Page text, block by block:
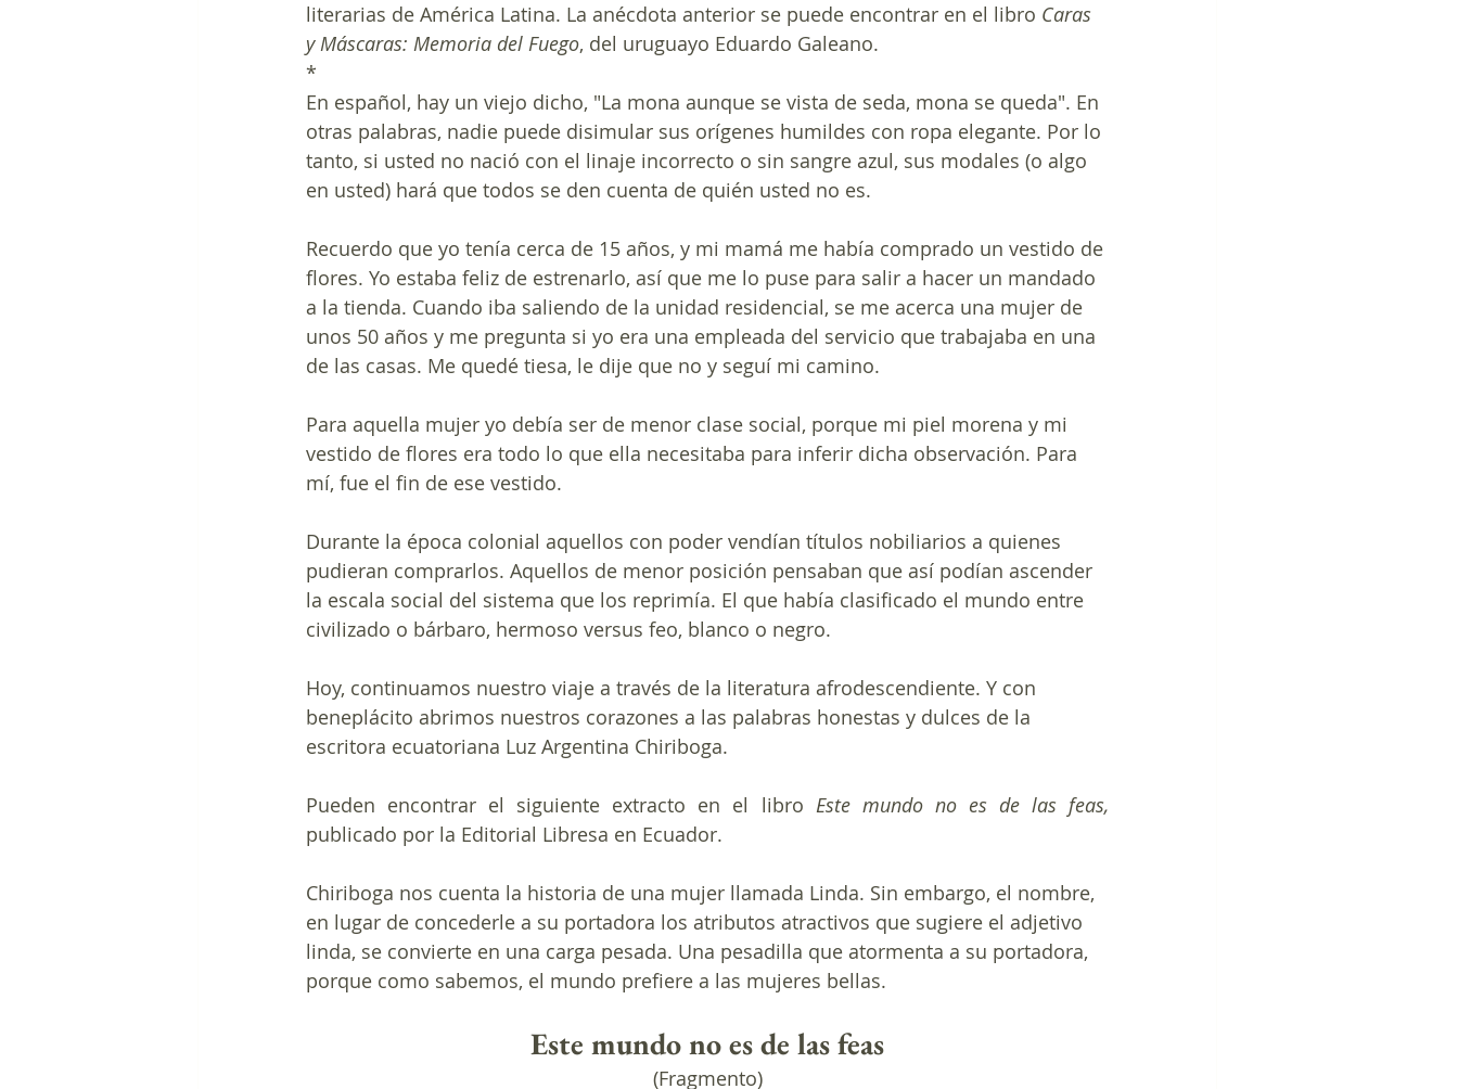
literarias de América Latina. La anécdota anterior se puede encontrar en el libro Caras
y Máscaras: Memoria del Fuego, del uruguayo Eduardo Galeano.
*
En español, hay un viejo dicho, "La mona aunque se vista de seda, mona se queda". En
otras palabras, nadie puede disimular sus orígenes humildes con ropa elegante. Por lo
tanto, si usted no nació con el linaje incorrecto o sin sangre azul, sus modales (o algo
en usted) hará que todos se den cuenta de quién usted no es.
Recuerdo que yo tenía cerca de 15 años, y mi mamá me había comprado un vestido de
flores. Yo estaba feliz de estrenarlo, así que me lo puse para salir a hacer un mandado
a la tienda. Cuando iba saliendo de la unidad residencial, se me acerca una mujer de
unos 50 años y me pregunta si yo era una empleada del servicio que trabajaba en una
de las casas. Me quedé tiesa, le dije que no y seguí mi camino.
Para aquella mujer yo debía ser de menor clase social, porque mi piel morena y mi
vestido de flores era todo lo que ella necesitaba para inferir dicha observación. Para
mí, fue el fin de ese vestido.
Durante la época colonial aquellos con poder vendían títulos nobiliarios a quienes
pudieran comprarlos. Aquellos de menor posición pensaban que así podían ascender
la escala social del sistema que los reprimía. El que había clasificado el mundo entre
civilizado o bárbaro, hermoso versus feo, blanco o negro.
Hoy, continuamos nuestro viaje a través de la literatura afrodescendiente. Y con
beneplácito abrimos nuestros corazones a las palabras honestas y dulces de la
escritora ecuatoriana Luz Argentina Chiriboga.
Pueden encontrar el siguiente extracto en el libro
publicado por la Editorial Libresa en Ecuador.
Chiriboga nos cuenta la historia de una mujer llamada Linda. Sin embargo, el nombre,
en lugar de concederle a su portadora los atributos atractivos que sugiere el adjetivo
linda, se convierte en una carga pesada. Una pesadilla que atormenta a su portadora,
porque como sabemos, el mundo prefiere a las mujeres bellas.
Este mundo no es de las feas
(Fragmento)